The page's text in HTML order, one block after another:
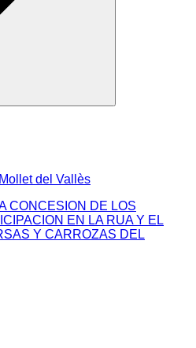
del Vallès
CONCESION DE LOS
EN LA RUA Y EL
Y CARROZAS DEL